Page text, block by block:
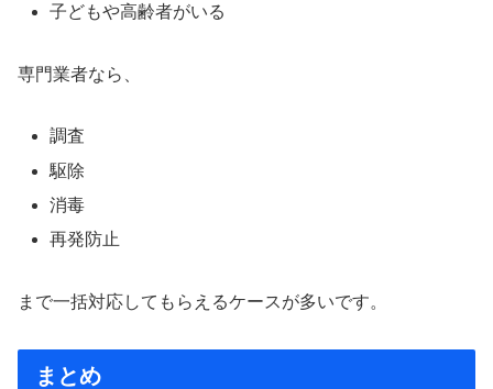
子どもや高齢者がいる
専門業者なら、
調査
駆除
消毒
再発防止
まで一括対応してもらえるケースが多いです。
まとめ